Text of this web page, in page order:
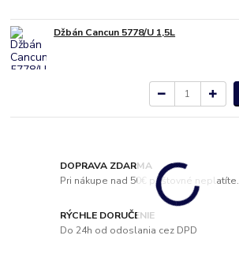
Džbán Cancun 5778/U 1,5L
DOPRAVA ZDARMA
Pri nákupe nad 50€ poštovné neplatíte.
RÝCHLE DORUČENIE
Do 24h od odoslania cez DPD